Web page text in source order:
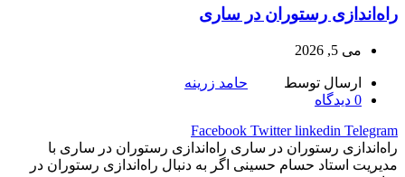
راه‌اندازی رستوران در ساری
می 5, 2026
ارسال توسط
حامد زرینه
0 دیدگاه
Facebook Twitter linkedin Telegram
راه‌اندازی رستوران در ساری راه‌اندازی رستوران در ساری با
مدیریت استاد حسام حسینی اگر به دنبال راه‌اندازی رستوران در